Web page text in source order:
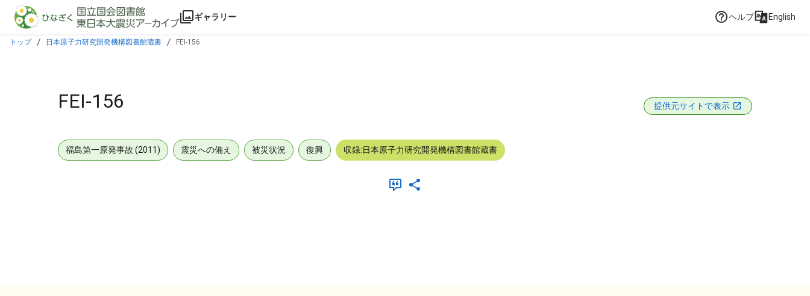
本文に飛ぶ
ギャラリー ヘルプ English
トップ 日本原子力研究開発機構図書館蔵書 FEI-156
FEI-156 提供元サイトで表示
福島第一原発事故 (2011) 震災への備え 被災状況 復興 収録:日本原子力研究開発機構図書館蔵書